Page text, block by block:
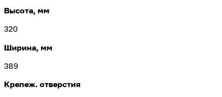
Высота, мм
320
Ширина, мм
389
Крепеж. отверстия